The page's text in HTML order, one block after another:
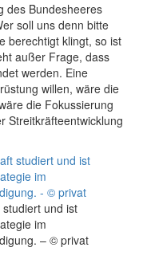
des Bundesheeres
soll uns denn bitte
berechtigt klingt, so ist
außer Frage, dass
werden. Eine
willen, wäre die
die Fokussierung
Streitkräfteentwicklung
und ist
im
– © privat